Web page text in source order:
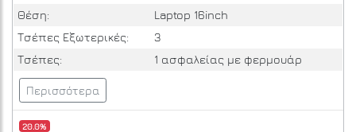
Θέση:
Laptop 16inch
Τσέπες Εξωτερικές:
3
Τσέπες:
1 ασφαλείας με φερμουάρ
Περισσότερα
20.0%